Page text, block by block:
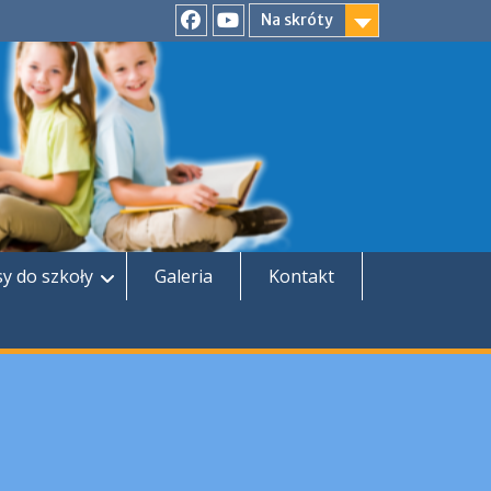
Na skróty
FacebookYouTube
do szkoły Galeria
Kontakt